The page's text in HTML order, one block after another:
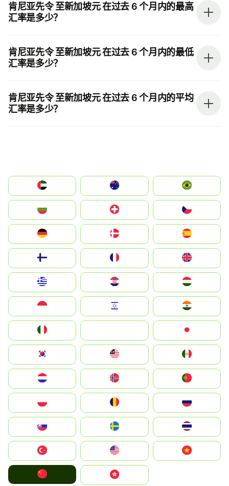
肯尼亚先令 至新加坡元 在过去 6 个月内的最高
汇率是多少？
肯尼亚先令 至新加坡元 在过去 6 个月内的最低
汇率是多少？
肯尼亚先令 至新加坡元 在过去 6 个月内的平均
汇率是多少？
الإمارات العربية المتحدة
Switzerland
Deutschland
United Kingdom
Magyarország
South Korea
United States
中國香港特別行政區